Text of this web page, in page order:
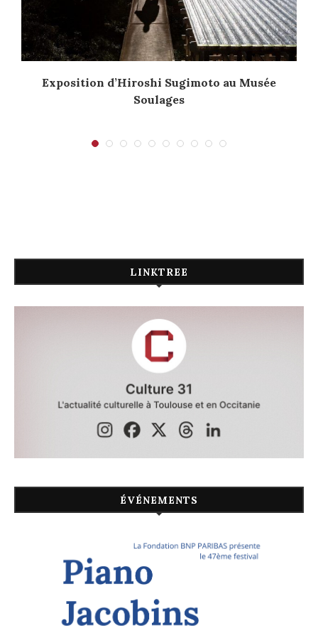
Exposition d’Hiroshi Sugimoto au Musée
Soulages
LINKTREE
ÉVÉNEMENTS